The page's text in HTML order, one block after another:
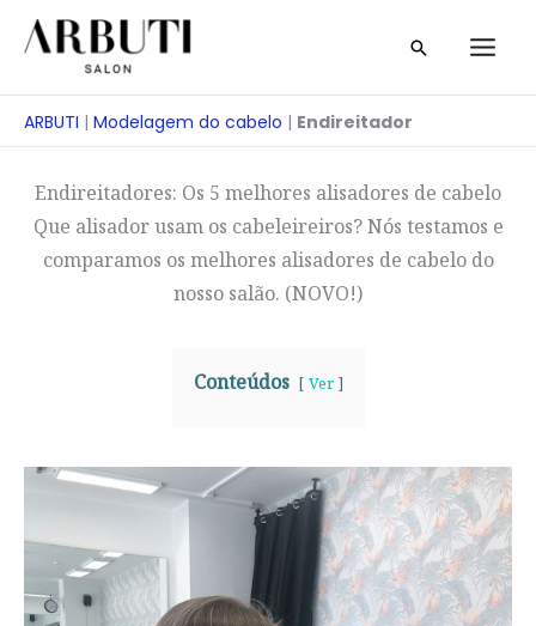
Saltar
para
conteúdo
Pesquisa
ARBUTI | Modelagem do cabelo | Endireitador
Endireitadores: Os 5 melhores alisadores de cabelo
Que alisador usam os cabeleireiros? Nós testamos e
comparamos os melhores alisadores de cabelo do
nosso salão. (NOVO!)
Conteúdos Ver